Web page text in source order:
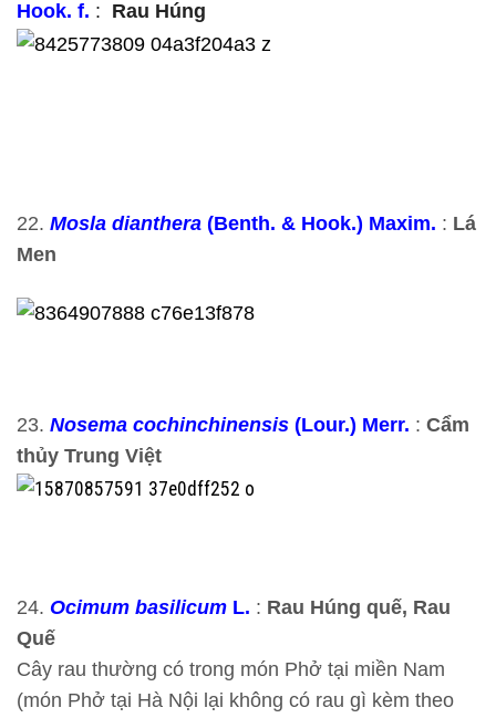
Hook. f. : Rau Húng
22. Mosla dianthera (Benth. & Hook.) Maxim. : Lá
Men
23. Nosema cochinchinensis (Lour.) Merr. : Cẩm
thủy Trung Việt
24. Ocimum basilicum L. : Rau Húng quế, Rau
Quế
Cây rau thường có trong món Phở tại miền Nam
(món Phở tại Hà Nội lại không có rau gì kèm theo